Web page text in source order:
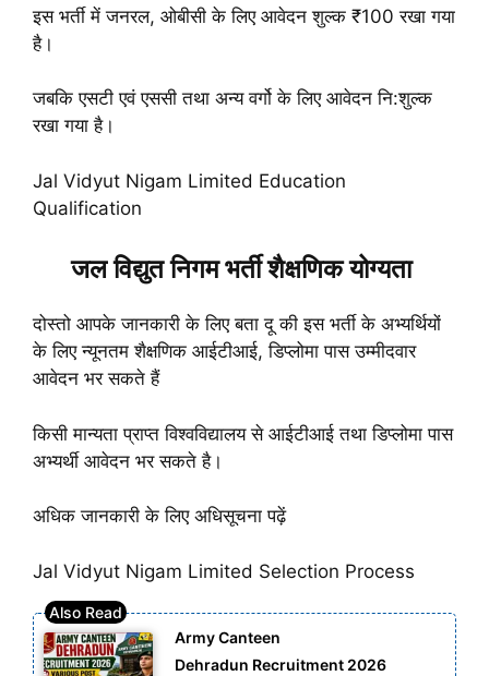
इस भर्ती में जनरल, ओबीसी के लिए आवेदन शुल्क ₹100 रखा गया
है।
जबकि एसटी एवं एससी तथा अन्य वर्गो के लिए आवेदन नि:शुल्क
रखा गया है।
Jal Vidyut Nigam Limited Education
Qualification
जल विद्युत निगम भर्ती शैक्षणिक योग्यता
दोस्तो आपके जानकारी के लिए बता दू की इस भर्ती के अभ्यर्थियों
के लिए न्यूनतम शैक्षणिक आईटीआई, डिप्लोमा पास उम्मीदवार
आवेदन भर सकते हैं
किसी मान्यता प्राप्त विश्वविद्यालय से आईटीआई तथा डिप्लोमा पास
अभ्यर्थी आवेदन भर सकते है।
अधिक जानकारी के लिए अधिसूचना पढ़ें
Jal Vidyut Nigam Limited Selection Process
Army Canteen
Dehradun Recruitment 2026